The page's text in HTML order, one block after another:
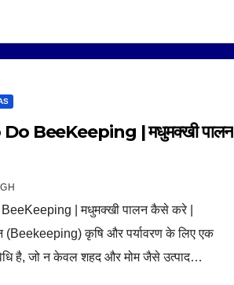
BeeKeeping | मधुमक्खी पालन
| मधुमक्खी पालन कैसे करे |
(Beekeeping) कृषि और पर्यावरण के लिए एक
है, जो न केवल शहद और मोम जैसे उत्पाद…